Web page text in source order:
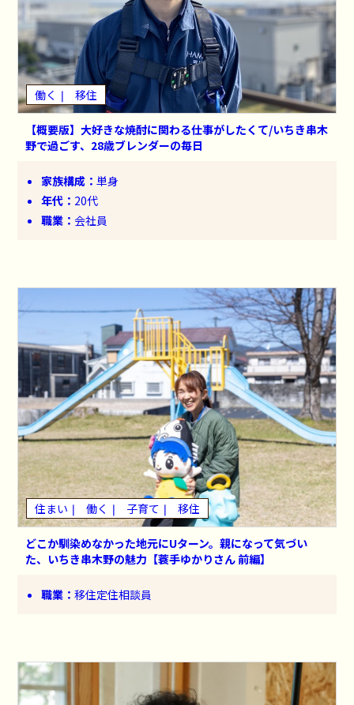
働く 移住
【概要版】大好きな焼酎に関わる仕事がしたくて/いちき串木
野で過ごす、28歳ブレンダーの毎日
家族構成：単身
年代： 20代
職業：会社員
住まい 働く 子育て 移住
どこか馴染めなかった地元にUターン。親になって気づい
た、いちき串木野の魅力【蓑手ゆかりさん 前編】
職業：移住定住相談員